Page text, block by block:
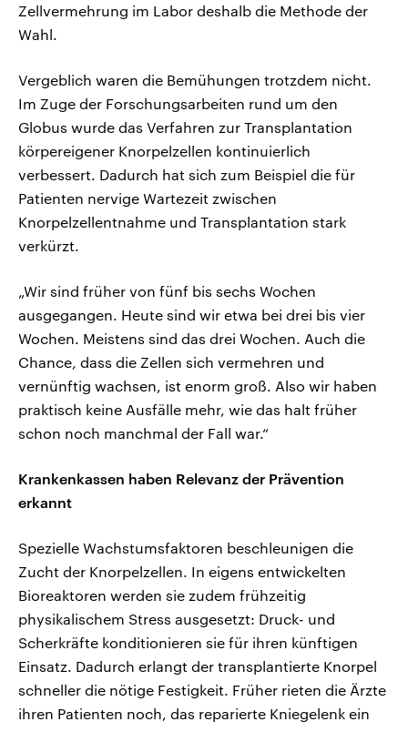
Zellvermehrung im Labor deshalb die Methode der
Wahl.
Vergeblich waren die Bemühungen trotzdem nicht.
Im Zuge der Forschungsarbeiten rund um den
Globus wurde das Verfahren zur Transplantation
körpereigener Knorpelzellen kontinuierlich
verbessert. Dadurch hat sich zum Beispiel die für
Patienten nervige Wartezeit zwischen
Knorpelzellentnahme und Transplantation stark
verkürzt.
„Wir sind früher von fünf bis sechs Wochen
ausgegangen. Heute sind wir etwa bei drei bis vier
Wochen. Meistens sind das drei Wochen. Auch die
Chance, dass die Zellen sich vermehren und
vernünftig wachsen, ist enorm groß. Also wir haben
praktisch keine Ausfälle mehr, wie das halt früher
schon noch manchmal der Fall war.“
Krankenkassen haben Relevanz der Prävention
erkannt
Spezielle Wachstumsfaktoren beschleunigen die
Zucht der Knorpelzellen. In eigens entwickelten
Bioreaktoren werden sie zudem frühzeitig
physikalischem Stress ausgesetzt: Druck- und
Scherkräfte konditionieren sie für ihren künftigen
Einsatz. Dadurch erlangt der transplantierte Knorpel
schneller die nötige Festigkeit. Früher rieten die Ärzte
ihren Patienten noch, das reparierte Kniegelenk ein